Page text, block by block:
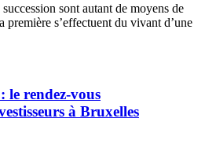
sont autant de moyens de
première s’effectuent du vivant d’une
le rendez-vous
à Bruxelles